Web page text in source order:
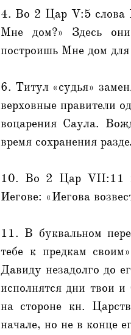
4. Во 2 Цар V:5 слова
Мне дом?» Здесь они
построишь Мне дом
6. Титул «судья»
верховные правители
воцарения Саула.
время сохранения
10. Во 2 Цар VII:11
Иегове: «Иегова
11. В буквальном
тебе к предкам
Давиду незадолго до
исполнятся дни твои
на стороне кн.
начале, но не в конце